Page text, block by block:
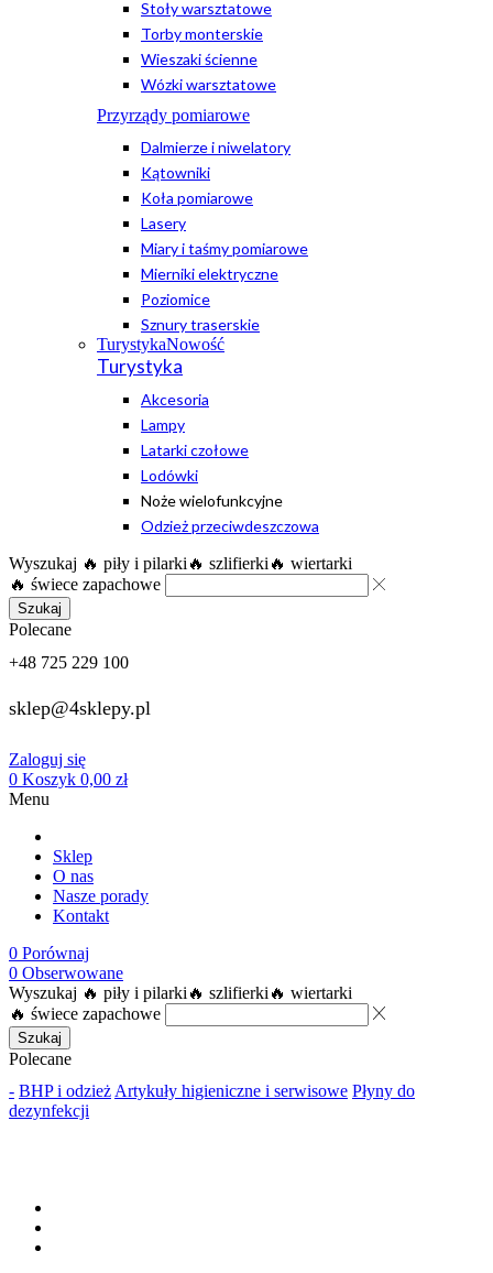
Stoły warsztatowe
Torby monterskie
Wieszaki ścienne
Wózki warsztatowe
Przyrządy pomiarowe
Dalmierze i niwelatory
Kątowniki
Koła pomiarowe
Lasery
Miary i taśmy pomiarowe
Mierniki elektryczne
Poziomice
Sznury traserskie
TurystykaNowość
Turystyka
Akcesoria
Lampy
Latarki czołowe
Lodówki
Noże wielofunkcyjne
Odzież przeciwdeszczowa
Wyszukaj 🔥 piły i pilarki 🔥 szlifierki 🔥 wiertarki
🔥 świece zapachowe
Szukaj
Polecane
+48 725 229 100
sklep@4sklepy.pl
Zaloguj się
0 Koszyk 0,00 zł
Menu
Sklep
O nas
Nasze porady
Kontakt
0 Porównaj
0 Obserwowane
Wyszukaj 🔥 piły i pilarki 🔥 szlifierki 🔥 wiertarki
🔥 świece zapachowe
Szukaj
Polecane
- BHP i odzież Artykuły higieniczne i serwisowe Płyny do
dezynfekcji